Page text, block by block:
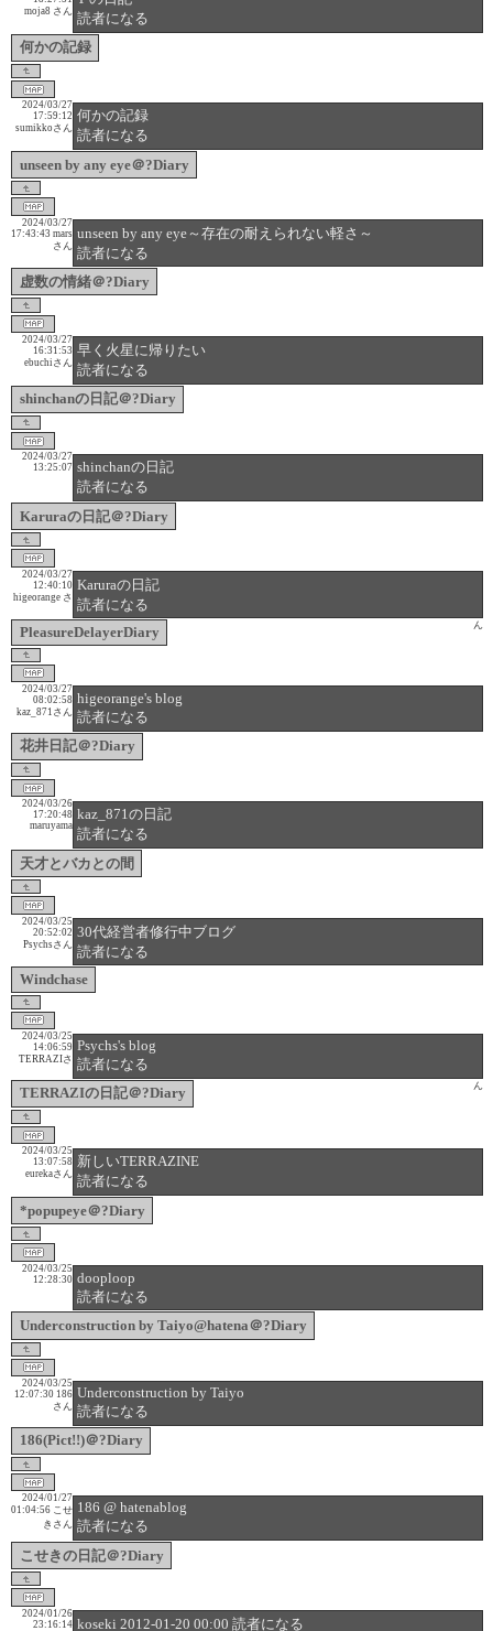
読者になる
何かの記録
moja8 さん
何かの記録
読者になる
2024/03/27
17:59:12
unseen by any eye＠?Diary
sumikkoさん
unseen by any eye～存在の耐えられない軽さ～
読者になる
2024/03/27
17:43:43
虚数の情緒＠?Diary
mars
さん
早く火星に帰りたい
読者になる
2024/03/27
16:31:53
shinchanの日記＠?Diary
ebuchiさん
shinchanの日記
読者になる
2024/03/27
13:25:07
Karuraの日記＠?Diary
Karuraの日記
読者になる
2024/03/27
12:40:10
PleasureDelayerDiary
higeorange さ
ん
higeorange's blog
読者になる
2024/03/27
08:02:58
花井日記＠?Diary
kaz_871さん
kaz_871の日記
読者になる
2024/03/26
17:20:48
天才とバカとの間
maruyama
30代経営者修行中ブログ
読者になる
2024/03/25
20:52:02
Windchase
Psychsさん
Psychs's blog
読者になる
2024/03/25
14:06:59
TERRAZIの日記＠?Diary
TERRAZIさ
ん
新しいTERRAZINE
読者になる
2024/03/25
13:07:58
*popupeye＠?Diary
eurekaさん
dooploop
読者になる
2024/03/25
12:28:30
Underconstruction by Taiyo@hatena＠?Diary
Underconstruction by Taiyo
読者になる
2024/03/25
12:07:30
186(Pict!!)＠?Diary
186
さん
186 @ hatenablog
読者になる
2024/01/27
01:04:56
こせきの日記＠?Diary
こせ
きさん
koseki 2012-01-20 00:00 読者になる
2024/01/26
23:16:14